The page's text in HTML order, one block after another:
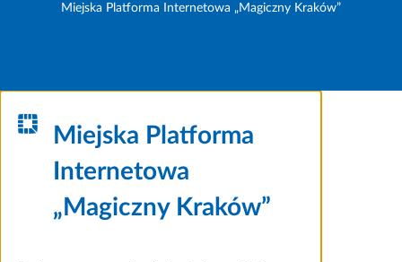
Miejska Platforma Internetowa „Magiczny Kraków”
Miejska Platforma
Internetowa
„Magiczny Kraków”